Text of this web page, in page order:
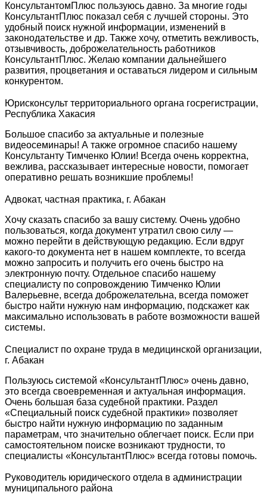
КонсультантомПлюс пользуюсь давно. За многие годы
КонсультантПлюс показал себя с лучшей стороны. Это
удобный поиск нужной информации, изменений в
законодательстве и др. Также хочу, отметить вежливость,
отзывчивость, доброжелательность работников
КонсультантПлюс. Желаю компании дальнейшего
развития, процветания и оставаться лидером и сильным
конкурентом.
Юрисконсульт территориального органа госрегистрации,
Республика Хакасия
Большое спасибо за актуальные и полезные
видеосеминары! А также огромное спасибо нашему
Консультанту Тимченко Юлии! Всегда очень корректна,
вежлива, рассказывает интересные новости, помогает
оперативно решать возникшие проблемы!
Адвокат, частная практика, г. Абакан
Хочу сказать спасибо за вашу систему. Очень удобно
пользоваться, когда документ утратил свою силу —
можно перейти в действующую редакцию. Если вдруг
какого-то документа нет в нашем комплекте, то всегда
можно запросить и получить его очень быстро на
электронную почту. Отдельное спасибо нашему
специалисту по сопровождению Тимченко Юлии
Валерьевне, всегда доброжелательна, всегда поможет
быстро найти нужную нам информацию, подскажет как
максимально использовать в работе возможности вашей
системы.
Специалист по охране труда в медицинской организации,
г. Абакан
Пользуюсь системой «КонсультантПлюс» очень давно,
это всегда своевременная и актуальная информация.
Очень большая база судебной практики. Раздел
«Специальный поиск судебной практики» позволяет
быстро найти нужную информацию по заданным
параметрам, что значительно облегчает поиск. Если при
самостоятельном поиске возникают трудности, то
специалисты «КонсультантПлюс» всегда готовы помочь.
Руководитель юридического отдела в администрации
муниципального района